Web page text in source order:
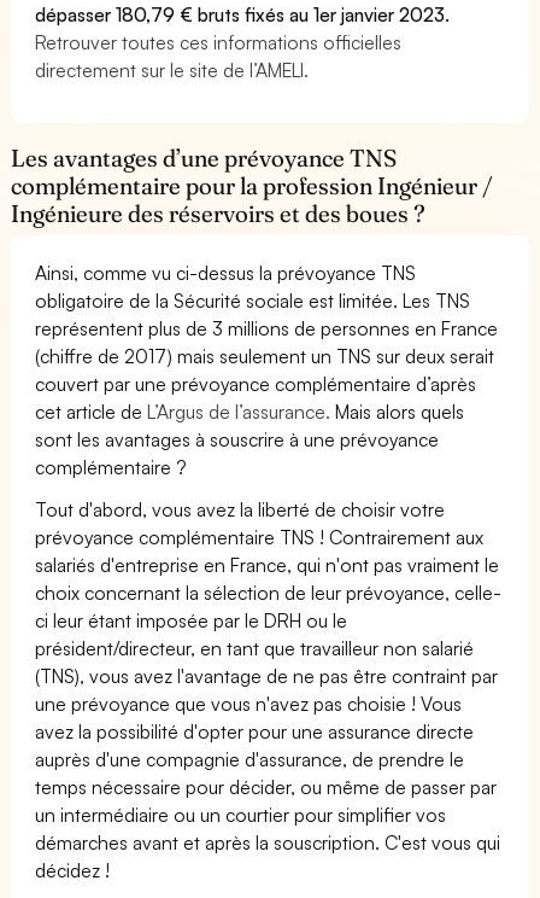
dépasser 180,79 € bruts fixés au 1er janvier 2023.
Retrouver toutes ces informations officielles
directement sur le site de l’AMELI.
Les avantages d’une prévoyance TNS
complémentaire pour la profession Ingénieur /
Ingénieure des réservoirs et des boues ?
Ainsi, comme vu ci-dessus la prévoyance TNS
obligatoire de la Sécurité sociale est limitée. Les TNS
représentent plus de 3 millions de personnes en France
(chiffre de 2017) mais seulement un TNS sur deux serait
couvert par une prévoyance complémentaire d’après
cet article deL’Argus de l’assurance. Mais alors quels
sont les avantages à souscrire à une prévoyance
complémentaire ?
Tout d'abord, vous avez la liberté de choisir votre
prévoyance complémentaire TNS ! Contrairement aux
salariés d'entreprise en France, qui n'ont pas vraiment le
choix concernant la sélection de leur prévoyance, celle-
ci leur étant imposée par le DRH ou le
président/directeur, en tant que travailleur non salarié
(TNS), vous avez l'avantage de ne pas être contraint par
une prévoyance que vous n'avez pas choisie ! Vous
avez la possibilité d'opter pour une assurance directe
auprès d'une compagnie d'assurance, de prendre le
temps nécessaire pour décider, ou même de passer par
un intermédiaire ou un courtier pour simplifier vos
démarches avant et après la souscription. C'est vous qui
décidez !